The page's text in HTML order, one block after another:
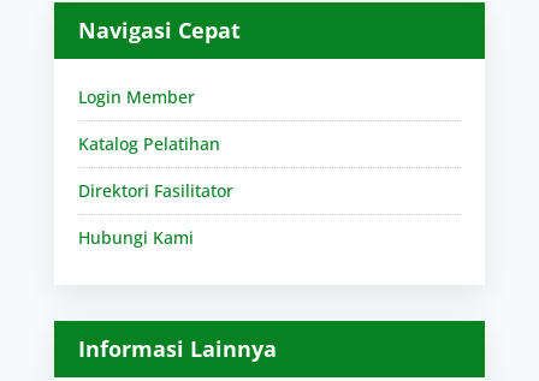
Navigasi Cepat
Login Member
Katalog Pelatihan
Direktori Fasilitator
Hubungi Kami
Informasi Lainnya